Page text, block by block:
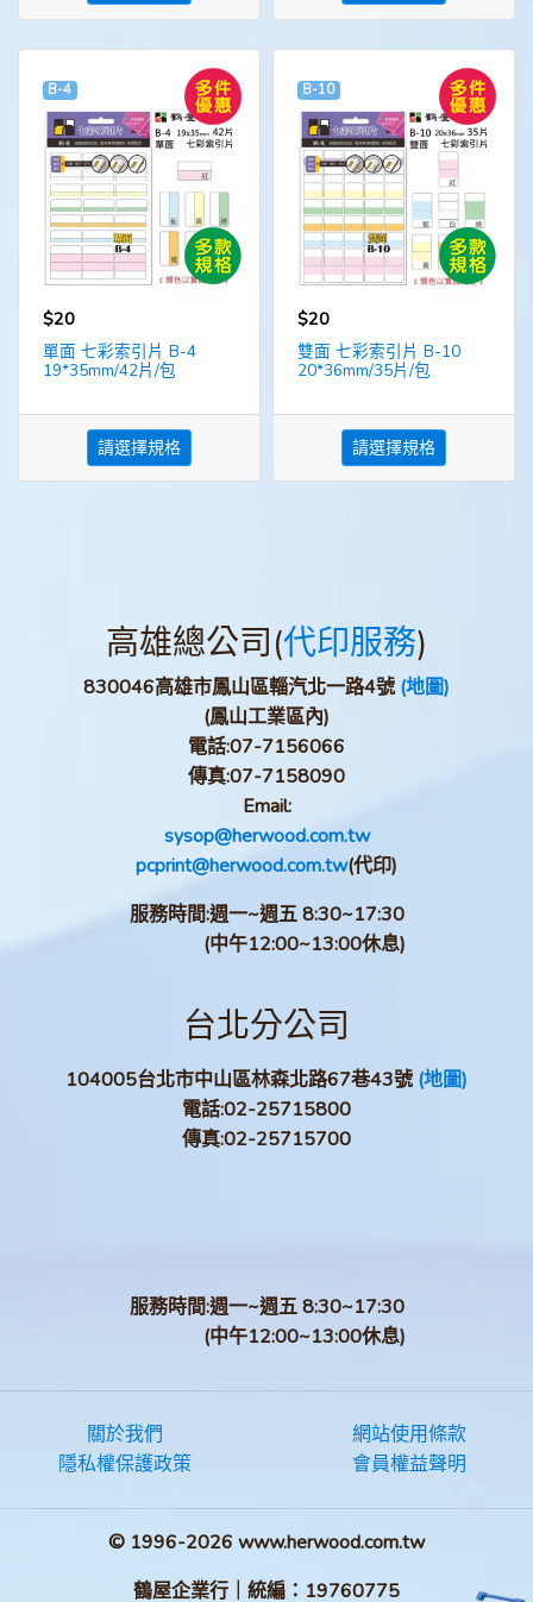
B-4
$20
單面 七彩索引片 B-4
19*35mm/42片/包
請選擇規格
B-10
$20
雙面 七彩索引片 B-10
20*36mm/35片/包
請選擇規格
高雄總公司(代印服務)
830046高雄市鳳山區輜汽北一路4號(地圖)
(鳳山工業區內)
電話:07-7156066
傳真:07-7158090
Email:
sysop@herwood.com.tw
pcprint@herwood.com.tw(代印)
服務時間:週一~週五 8:30~17:30
(中午12:00~13:00休息)
台北分公司
104005台北市中山區林森北路67巷43號(地圖)
電話:02-25715800
傳真:02-25715700
服務時間:週一~週五 8:30~17:30
(中午12:00~13:00休息)
關於我們
網站使用條款
隱私權保護政策
會員權益聲明
© 1996-2026 www.herwood.com.tw
鶴屋企業行｜統編：19760775